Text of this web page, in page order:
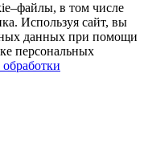
в том числе
Используя сайт, вы
данных при помощи
персональных